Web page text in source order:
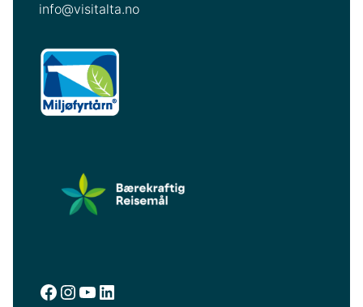
info@visitalta.no
facebook.com/visitalta
instagram.com/visitalta
YouTube
LinkedIn